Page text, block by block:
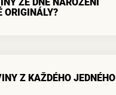
ZE DNE NAROZENÍ
ORIGINÁLY?
Z KAŽDÉHO JEDNÉHO